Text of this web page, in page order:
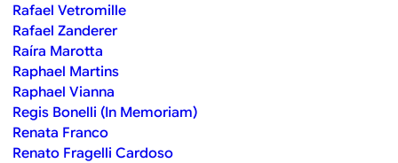
Rafael Vetromille
Rafael Zanderer
Raíra Marotta
Raphael Martins
Raphael Vianna
Regis Bonelli (In Memoriam)
Renata Franco
Renato Fragelli Cardoso